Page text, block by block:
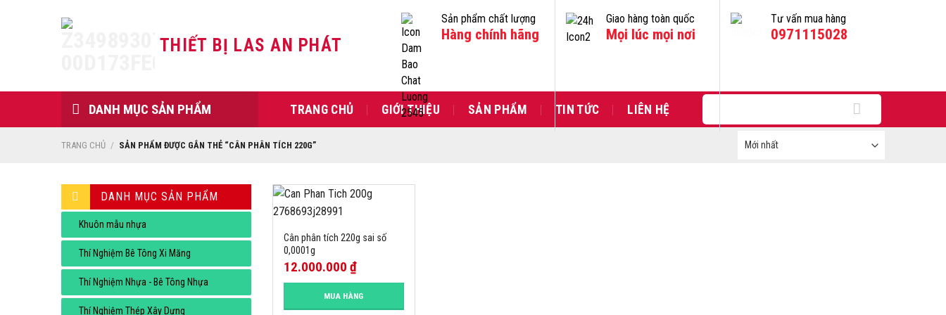
THIẾT BỊ LAS AN PHÁT
Sản phẩm chất lượng
Hàng chính hãng
Giao hàng toàn quốc
Mọi lúc mọi nơi
Tư vấn mua hàng
0971115028
DANH MỤC SẢN PHẨM TRANG CHỦ GIỚI THIỆU SẢN PHẨM TIN TỨC LIÊN HỆ
kiếm:
TRANG CHỦ / SẢN PHẨM ĐƯỢC GẮN THẺ “CÂN PHÂN TÍCH 220G”
DANH MỤC SẢN PHẨM
Khuôn mẫu nhựa
Thí Nghiệm Bê Tông Xi Măng
Thí Nghiệm Nhựa - Bê Tông Nhựa
Thí Nghiệm Thép Xây Dựng
Cân phân tích 220g sai số
0,0001g
12.000.000 ₫
MUA HÀNG